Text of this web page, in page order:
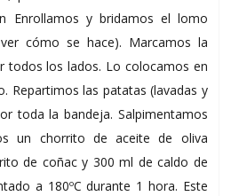
Enrollamos y bridamos el lomo
cómo se hace). Marcamos la
todos los lados. Lo colocamos en
Repartimos las patatas (lavadas y
toda la bandeja. Salpimentamos
un chorrito de aceite de oliva
de coñac y 300 ml de caldo de
a 180ºC durante 1 hora. Este